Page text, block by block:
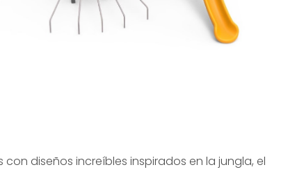
diseños increíbles inspirados en la jungla, el